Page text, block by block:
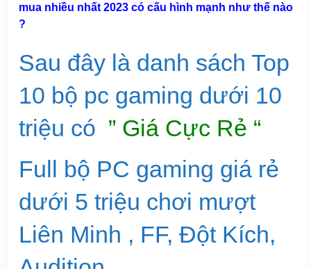
mua nhiều nhất 2023 có cấu hình mạnh như thế nào
?
Sau đây là danh sách Top
10 bộ pc gaming dưới 10
triệu có ” Giá Cực Rẻ “
Full bộ PC gaming giá rẻ
dưới 5 triệu chơi mượt
Liên Minh , FF, Đột Kích,